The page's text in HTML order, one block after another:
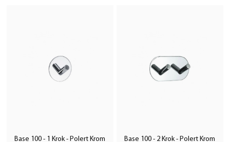
Base 100 - 1 Krok - Polert Krom Base 100 - 2 Krok - Polert Krom